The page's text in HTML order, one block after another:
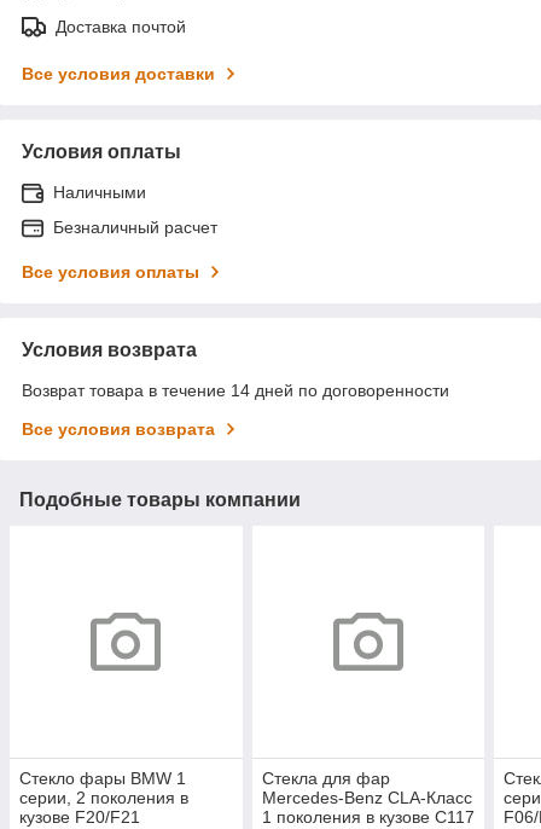
Доставка почтой
Все условия доставки
Условия оплаты
Наличными
Безналичный расчет
Все условия оплаты
Условия возврата
Возврат товара в течение 14 дней по договоренности
Все условия возврата
Подобные товары компании
Стекло фары BMW 1
серии, 2 поколения в
кузове F20/F21
Стекла для фар
Mercedes-Benz CLA-Класс
1 поколения в кузове С117